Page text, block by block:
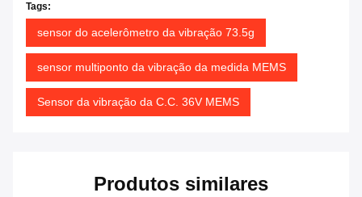
Tags:
sensor do acelerômetro da vibração 73.5g
sensor multiponto da vibração da medida MEMS
Sensor da vibração da C.C. 36V MEMS
Produtos similares